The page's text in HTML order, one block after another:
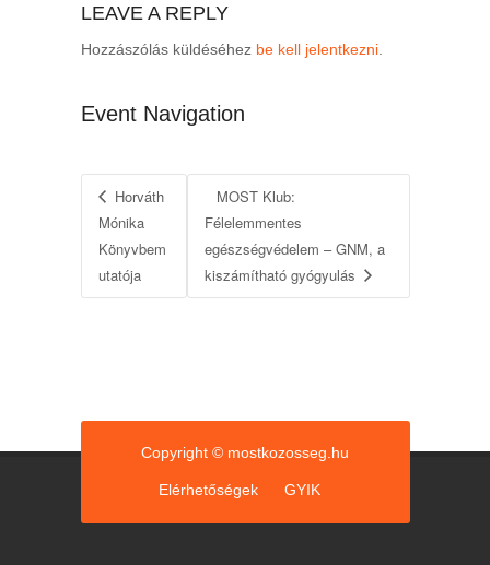
LEAVE A REPLY
Hozzászólás küldéséhez be kell jelentkezni.
Event Navigation
Horváth
Mónika
Könyvbem
utatója
MOST Klub:
Félelemmentes
egészségvédelem – GNM, a
kiszámítható gyógyulás
Copyright © mostkozosseg.hu
Elérhetőségek GYIK